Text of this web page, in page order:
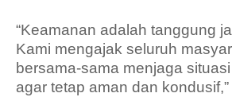
“Keamanan adalah tanggung
Kami mengajak seluruh
bersama-sama menjaga
agar tetap aman dan